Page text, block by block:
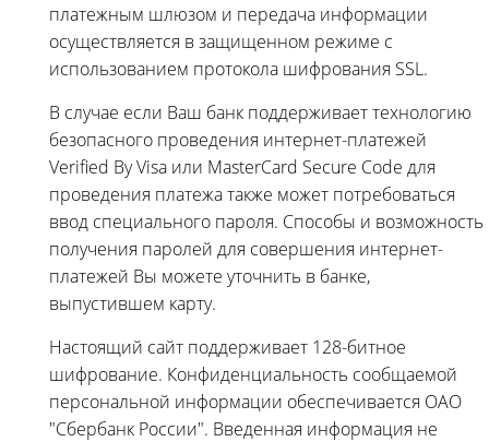
платежным шлюзом и передача информации
осуществляется в защищенном режиме с
использованием протокола шифрования SSL.
В случае если Ваш банк поддерживает технологию
безопасного проведения интернет-платежей
Verified By Visa или MasterCard Secure Code для
проведения платежа также может потребоваться
ввод специального пароля. Способы и возможность
получения паролей для совершения интернет-
платежей Вы можете уточнить в банке,
выпустившем карту.
Настоящий сайт поддерживает 128-битное
шифрование. Конфиденциальность сообщаемой
персональной информации обеспечивается ОАО
"Сбербанк России". Введенная информация не